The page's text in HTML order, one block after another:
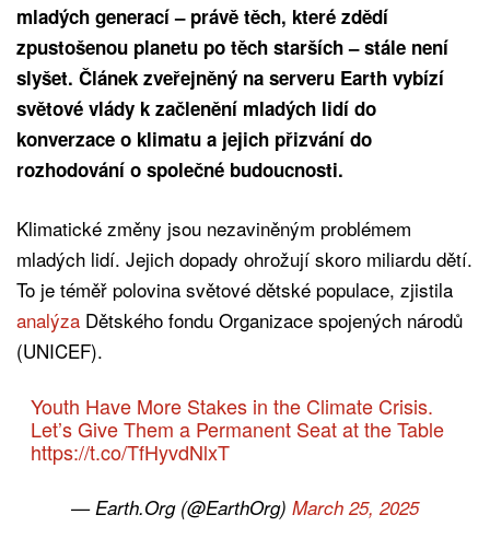
mladých generací – právě těch, které zdědí
zpustošenou planetu po těch starších – stále není
slyšet. Článek zveřejněný na serveru Earth vybízí
světové vlády k začlenění mladých lidí do
konverzace o klimatu a jejich přizvání do
rozhodování o společné budoucnosti.
Klimatické změny jsou nezaviněným problémem
mladých lidí. Jejich dopady ohrožují skoro miliardu dětí.
To je téměř polovina světové dětské populace, zjistila
analýza Dětského fondu Organizace spojených národů
(UNICEF).
Youth Have More Stakes in the Climate Crisis.
Let’s Give Them a Permanent Seat at the Table
https://t.co/TfHyvdNlxT
— Earth.Org (@EarthOrg) March 25, 2025